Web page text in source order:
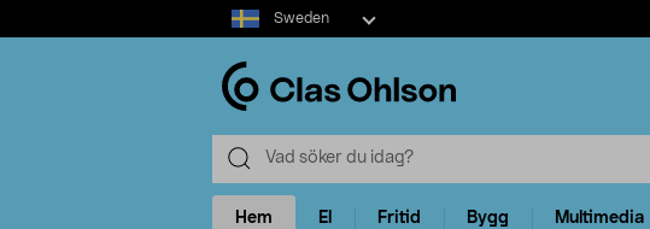
Select
market
Sweden
Hem El Fritid Bygg Multimedia